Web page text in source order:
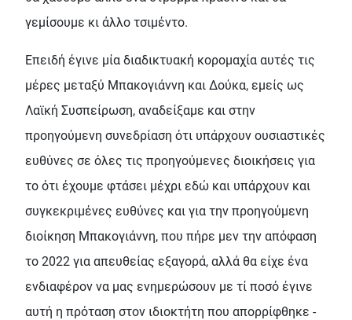
γεμίσουμε κι άλλο τσιμέντο.
Επειδή έγινε μία διαδικτυακή κορομαχία αυτές τις
μέρες μεταξύ Μπακογιάννη και Δούκα, εμείς ως
Λαϊκή Συσπείρωση, αναδείξαμε και στην
προηγούμενη συνεδρίαση ότι υπάρχουν ουσιαστικές
ευθύνες σε όλες τις προηγούμενες διοικήσεις για
το ότι έχουμε φτάσει μέχρι εδώ και υπάρχουν και
συγκεκριμένες ευθύνες και για την προηγούμενη
διοίκηση Μπακογιάννη, που πήρε μεν την απόφαση
το 2022 για απευθείας εξαγορά, αλλά θα είχε ένα
ενδιαφέρον να μας ενημερώσουν με τί ποσό έγινε
αυτή η πρόταση στον ιδιοκτήτη που απορρίφθηκε -